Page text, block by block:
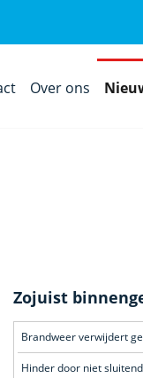
Over ons
Zojuist
Hinder door niet